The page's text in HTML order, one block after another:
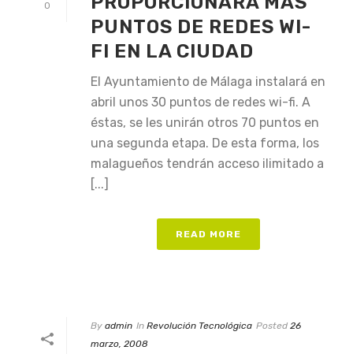
0
PUNTOS DE REDES WI-
FI EN LA CIUDAD
El Ayuntamiento de Málaga instalará en
abril unos 30 puntos de redes wi-fi. A
éstas, se les unirán otros 70 puntos en
una segunda etapa. De esta forma, los
malagueños tendrán acceso ilimitado a
[...]
READ MORE
By admin In Revolución Tecnológica Posted 26
marzo, 2008